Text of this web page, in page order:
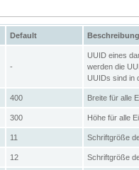
Default Beschreibung
-
UUID eines
werden die
UUIDs sind in
400 Breite für alle
300 Höhe für alle
11 Schriftgröße
12 Schriftgröße